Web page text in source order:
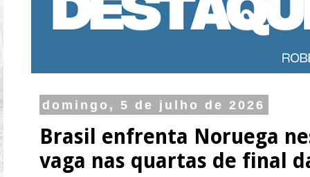
domingo, 5 de julho de 2026
Brasil enfrenta Noruega
vaga nas quartas de final